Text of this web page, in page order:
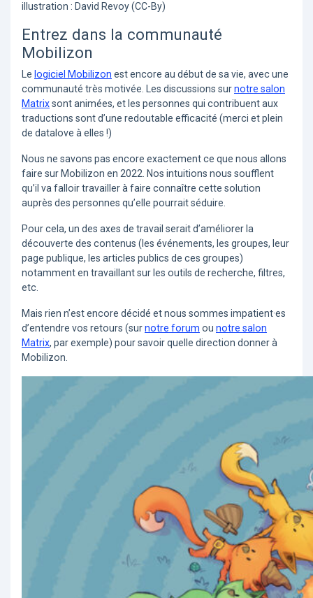
illustration : David Revoy (CC-By)
Entrez dans la communauté
Mobilizon
Le logiciel Mobilizon est encore au début de sa vie, avec une
communauté très motivée. Les discussions surnotre salon
Matrixsont animées, et les personnes qui contribuent aux
traductions sont d’une redoutable efficacité (merci et plein
de datalove à elles !)
Nous ne savons pas encore exactement ce que nous allons
faire sur Mobilizon en 2022. Nos intuitions nous soufflent
qu’il va falloir travailler à faire connaître cette solution
auprès des personnes qu’elle pourrait séduire.
Pour cela, un des axes de travail serait d’améliorer la
découverte des contenus (les événements, les groupes, leur
page publique, les articles publics de ces groupes)
notamment en travaillant sur les outils de recherche, filtres,
etc.
Mais rien n’est encore décidé et nous sommes impatient·es
d’entendre vos retours (surnotre forum ou notre salon
Matrix, par exemple) pour savoir quelle direction donner à
Mobilizon.